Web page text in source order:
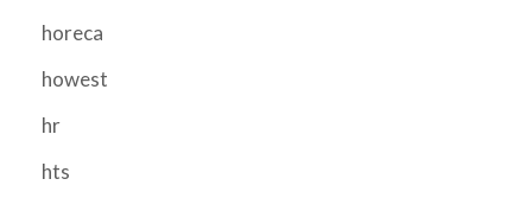
horeca
howest
hr
hts